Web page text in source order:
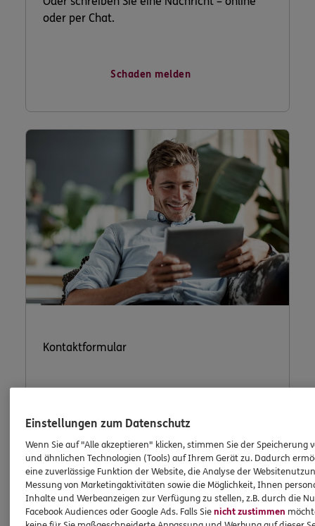
oder per Chat.
Schaden melden
Kontaktformular
Nutzen Sie unser sicheres Kontaktformular.
ERGO Berater kontaktieren
Einstellungen zum Datenschutz
Wenn Sie auf "Alle akzeptieren" klicken, stimmen Sie der Speicherung
und ähnlichen Technologien (Tools) auf Ihrem Gerät zu. Dadurch
eine zuverlässige Funktion der Website, die Analyse der
Messung von Marketingaktivitäten sowie die Möglichkeit, Ihnen
Inhalte und Werbeanzeigen zur Verfügung zu stellen, z.B. durch die
Facebook Audiences oder Google Ads. Falls Sienicht zustimmen